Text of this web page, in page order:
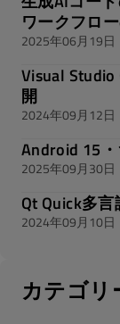
ワークフロ
2025年06月19日
Visual
開
2024年09月12日
Android 15
2025年09月30日
Qt Quick多
2024年09月10日
カテゴリ